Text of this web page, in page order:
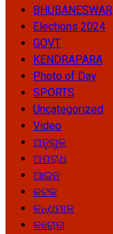
BHUBANESWAR
Elections 2024
GOVT
KENDRAPARA
Photo of Day
SPORTS
Uncategorized
Video
ଅନୁଗୁଳ
ଅପରାଧ
ଆଇନ
କଟକ
କନ୍ଧମାଳ
କରୋନା